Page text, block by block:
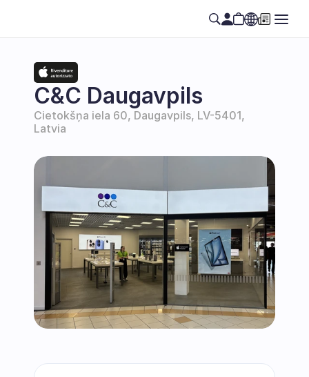
SE
C&C Daugavpils
Cietokšņa iela 60, Daugavpils, LV-5401,
Latvia